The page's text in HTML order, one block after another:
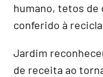
humano, tetos de
conferido à
Jardim
de receita ao